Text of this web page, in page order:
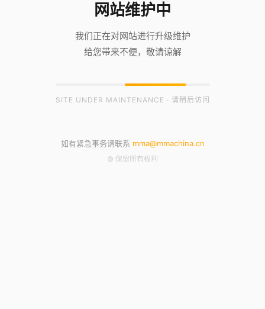
网站维护中
我们正在对网站进行升级维护
给您带来不便，敬请谅解
SITE UNDER MAINTENANCE · 请稍后访问
如有紧急事务请联系 mma@mmachina.cn
© 保留所有权利